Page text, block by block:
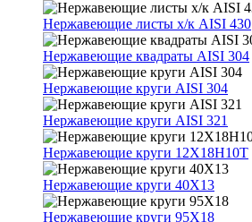
Нержавеющие листы х/к AISI 430
Нержавеющие квадраты AISI 304
Нержавеющие круги AISI 304
Нержавеющие круги AISI 321
Нержавеющие круги 12Х18Н10Т
Нержавеющие круги 40Х13
Нержавеющие круги 95Х18